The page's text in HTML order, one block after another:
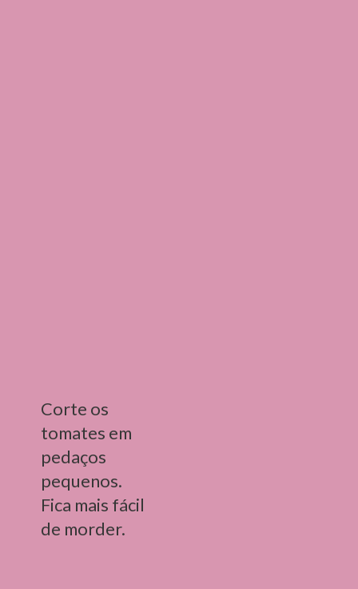
Corte os
tomates em
pedaços
pequenos.
Fica mais fácil
de morder.